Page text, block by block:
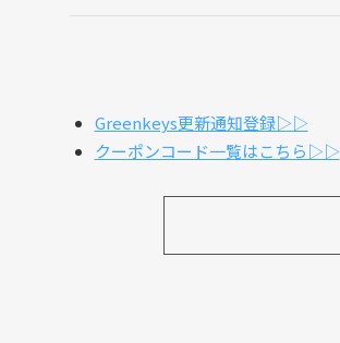
Greenkeys更新通知登録▷▷
クーポンコード一覧はこちら▷▷